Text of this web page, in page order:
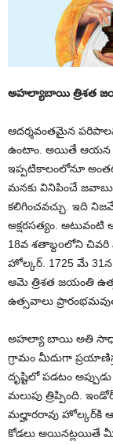
అహల్యాబాయి త్రిశత
ఆదర్శవంతమైన
ఉంటాం. అయితే ఆయన
ఇప్పటికాలంలోనూ
మనకు వినిపించే జవాబు
కలిగించవచ్చు. ఇది
అక్షరసత్యం.
18వ శతాబ్దoలోని
హోల్కర్. 1725 మే
ఆమె త్రిశత జయంతి
ఉత్సవాలు
అహల్యా బాయి అతి
గ్రామం మీదుగా
దృష్టిలో పడటం
మలుపు త్రిప్పింది.
మల్హారరావు హోల్కర్‌కి ఆ
కోడలు అయినట్లయితే మీ